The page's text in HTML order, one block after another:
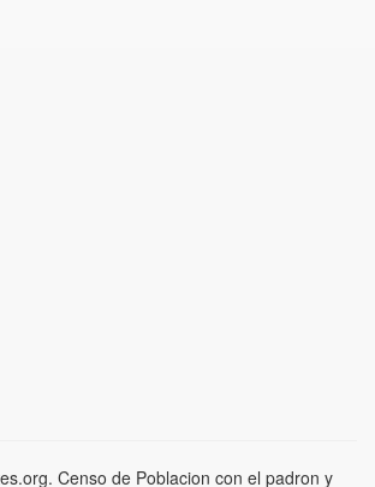
Censo de Poblacion con el padron y